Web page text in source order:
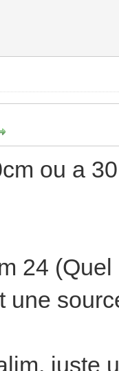
ou a
24
une
juste